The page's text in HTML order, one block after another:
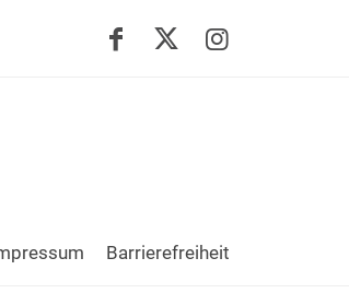
Barrierefreiheit